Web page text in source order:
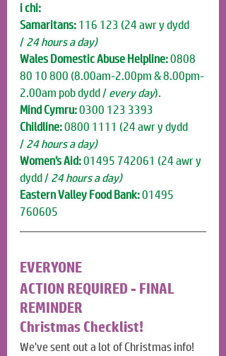
i chi:
Samaritans: 116 123 (24 awr y dydd
/ 24 hours a day)
Wales Domestic Abuse Helpline: 0808
80 10 800 (8.00am-2.00pm & 8.00pm-
2.00am pob dydd / every day).
Mind Cymru: 0300 123 3393
Childline: 0800 1111 (24 awr y dydd
/ 24 hours a day)
Women’s Aid: 01495 742061 (24 awr y
dydd / 24 hours a day)
Eastern Valley Food Bank: 01495
760605
EVERYONE
ACTION REQUIRED - FINAL
REMINDER
Christmas Checklist!
We've sent out a lot of Christmas info!